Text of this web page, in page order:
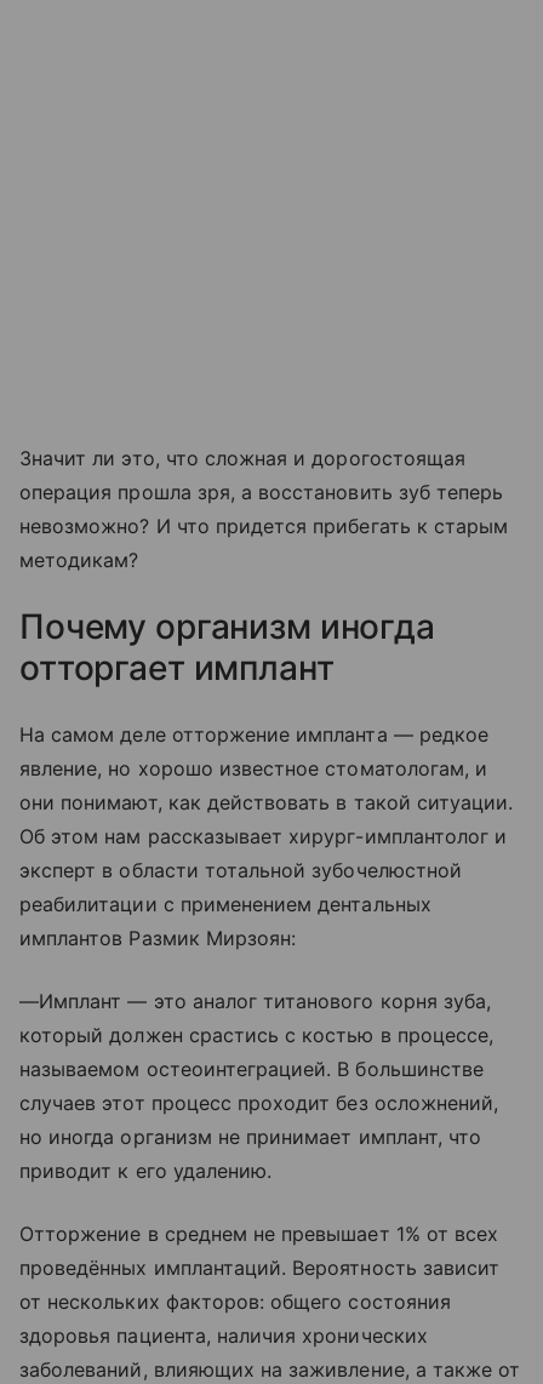
Значит ли это, что сложная и дорогостоящая
операция прошла зря, а восстановить зуб теперь
невозможно? И что придется прибегать к старым
методикам?
Почему организм иногда
отторгает имплант
На самом деле отторжение импланта — редкое
явление, но хорошо известное стоматологам, и
они понимают, как действовать в такой ситуации.
Об этом нам рассказывает хирург-имплантолог и
эксперт в области тотальной зубочелюстной
реабилитации с применением дентальных
имплантов Размик Мирзоян:
—Имплант — это аналог титанового корня зуба,
который должен срастись с костью в процессе,
называемом остеоинтеграцией. В большинстве
случаев этот процесс проходит без осложнений,
но иногда организм не принимает имплант, что
приводит к его удалению.
Отторжение в среднем не превышает 1% от всех
проведённых имплантаций. Вероятность зависит
от нескольких факторов: общего состояния
здоровья пациента, наличия хронических
заболеваний, влияющих на заживление, а также от